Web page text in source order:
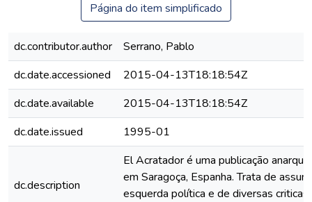
Página do item simplificado
dc.contributor.author
Serrano, Pablo
dc.date.accessioned
2015-04-13T18:18:54Z
dc.date.available
2015-04-13T18:18:54Z
dc.date.issued
1995-01
dc.description
El Acratador é uma publicação
em Saragoça, Espanha. Trata de
esquerda política e de diversas